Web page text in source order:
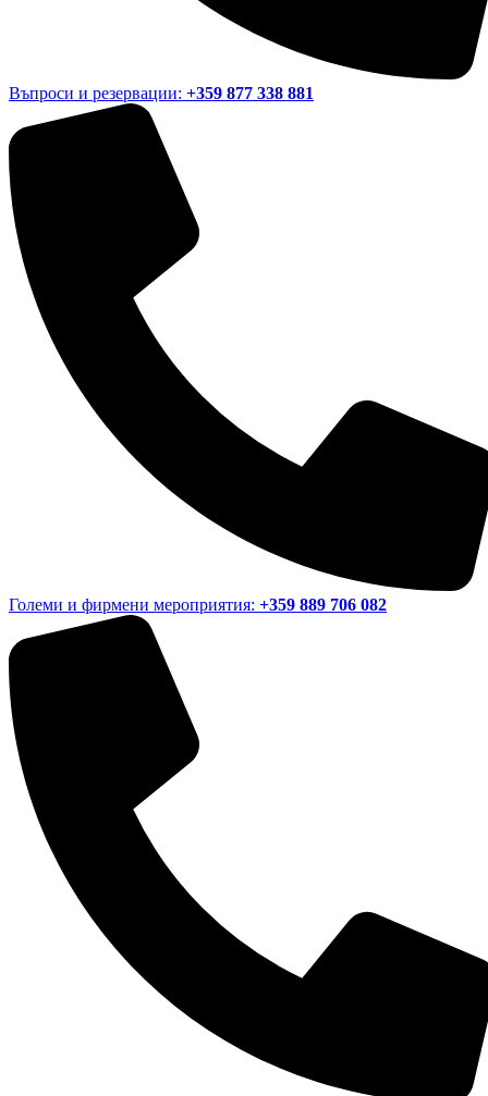
Въпроси и резервации: +359 877 338 881
Големи и фирмени мероприятия: +359 889 706 082